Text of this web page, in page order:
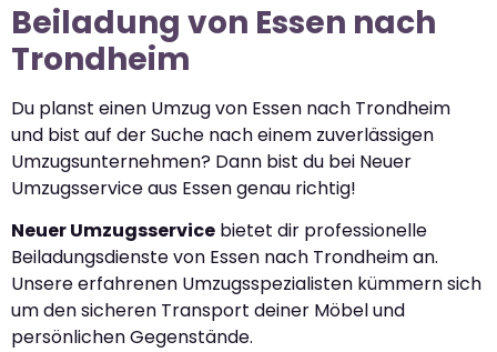
Beiladung von Essen nach
Trondheim
Du planst einen Umzug von Essen nach Trondheim
und bist auf der Suche nach einem zuverlässigen
Umzugsunternehmen? Dann bist du bei Neuer
Umzugsservice aus Essen genau richtig!
Neuer Umzugsservice bietet dir professionelle
Beiladungsdienste von Essen nach Trondheim an.
Unsere erfahrenen Umzugsspezialisten kümmern sich
um den sicheren Transport deiner Möbel und
persönlichen Gegenstände.